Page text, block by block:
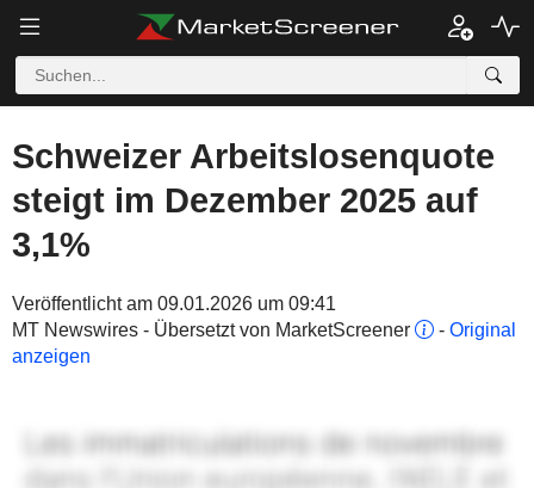
Schweizer Arbeitslosenquote
steigt im Dezember 2025 auf
3,1%
Veröffentlicht am 09.01.2026 um 09:41
MT Newswires - Übersetzt von MarketScreener
- Original
anzeigen